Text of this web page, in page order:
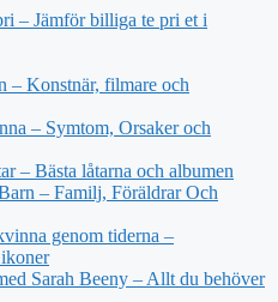
– Jämför billiga te pri et i
– Konstnär, filmare och
– Symtom, Orsaker och
– Bästa låtarna och albumen
– Familj, Föräldrar Och
genom tiderna –
Sarah Beeny – Allt du behöver